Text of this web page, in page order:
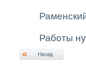
Работы